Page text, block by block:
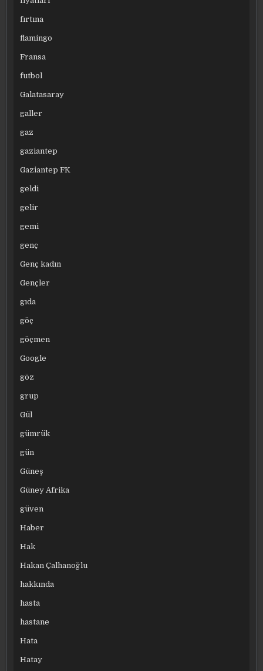
fırtına
flamingo
Fransa
futbol
Galatasaray
galler
gaz
gaziantep
Gaziantep FK
geldi
gelir
gemi
genç
Genç kadın
Gençler
gıda
göç
göçmen
Google
göz
grup
Gül
gümrük
gün
Güneş
Güney Afrika
güven
Haber
Hak
Hakan Çalhanoğlu
hakkında
hasta
hastane
Hata
Hatay